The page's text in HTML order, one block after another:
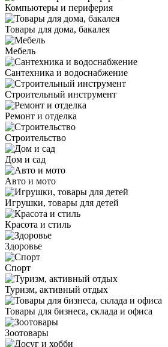
Компьютеры и периферия
Товары для дома, бакалея
Мебель
Сантехника и водоснабжение
Строительный инструмент
Ремонт и отделка
Строительство
Дом и сад
Авто и мото
Игрушки, товары для детей
Красота и стиль
Здоровье
Спорт
Туризм, активный отдых
Товары для бизнеса, склада и офиса
Зоотовары